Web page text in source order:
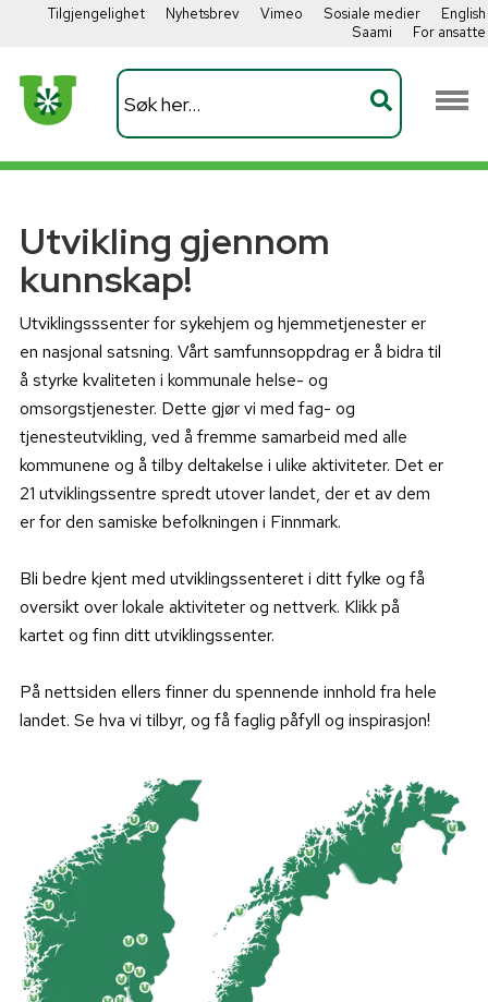
Tilgjengelighet Nyhetsbrev Vimeo Sosiale medier
English
Saami
For ansatte
Utvikling gjennom
kunnskap!
Utviklingsssenter for sykehjem og hjemmetjenester er
en nasjonal satsning. Vårt samfunnsoppdrag er å bidra til
å styrke kvaliteten i kommunale helse- og
omsorgstjenester. Dette gjør vi med fag- og
tjenesteutvikling, ved å fremme samarbeid med alle
kommunene og å tilby deltakelse i ulike aktiviteter. Det er
21 utviklingssentre spredt utover landet, der et av dem
er for den samiske befolkningen i Finnmark.
Bli bedre kjent med utviklingssenteret i ditt fylke og få
oversikt over lokale aktiviteter og nettverk. Klikk på
kartet og finn ditt utviklingssenter.
På nettsiden ellers finner du spennende innhold fra hele
landet. Se hva vi tilbyr, og få faglig påfyll og inspirasjon!